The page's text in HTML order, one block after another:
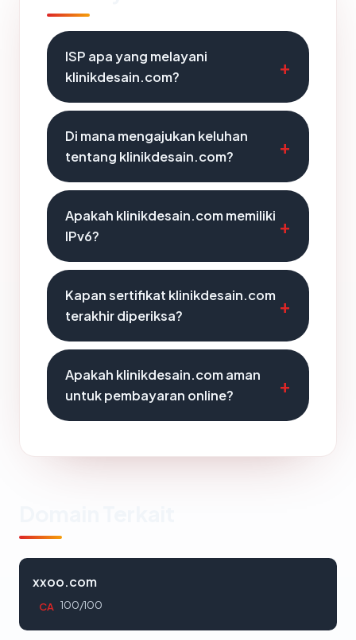
ISP apa yang melayani
klinikdesain.com?
Di mana mengajukan keluhan
tentang klinikdesain.com?
Apakah klinikdesain.com memiliki
IPv6?
Kapan sertifikat klinikdesain.com
terakhir diperiksa?
Apakah klinikdesain.com aman
untuk pembayaran online?
xxoo.com
CA 100/100